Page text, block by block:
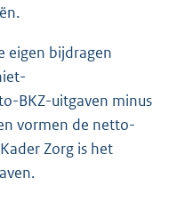
eigen bijdragen
BKZ-uitgaven minus
vormen de netto-
Zorg is het